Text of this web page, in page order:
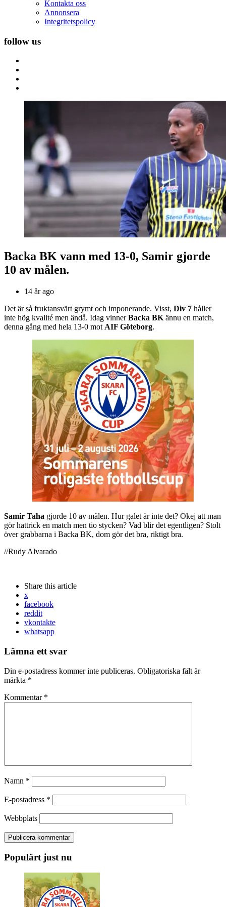
Kontakta oss
Annonsera
Integritetspolicy
follow us
Backa BK vann med 13-0, Samir gjorde
10 av målen.
14 år ago
Det är så fruktansvärt grymt och imponerande. Visst, Div 7 håller
inte hög kvalité men ändå. Idag vinnerBacka BK ännu en match,
denna gång med hela 13-0 mot AIF Göteborg.
Samir Taha gjorde 10 av målen. Hur galet är inte det? Okej att man
gör hattrick en match men tio stycken? Vad blir det egentligen? Stolt
över grabbarna i Backa BK, dom gör det bra, riktigt bra.
//Rudy Alvarado
Share this article
x
facebook
reddit
vkontakte
whatsapp
Lämna ett svar
Din e-postadress kommer inte publiceras. Obligatoriska fält är
märkta *
Kommentar *
Namn *
E-postadress *
Webbplats
Populärt just nu